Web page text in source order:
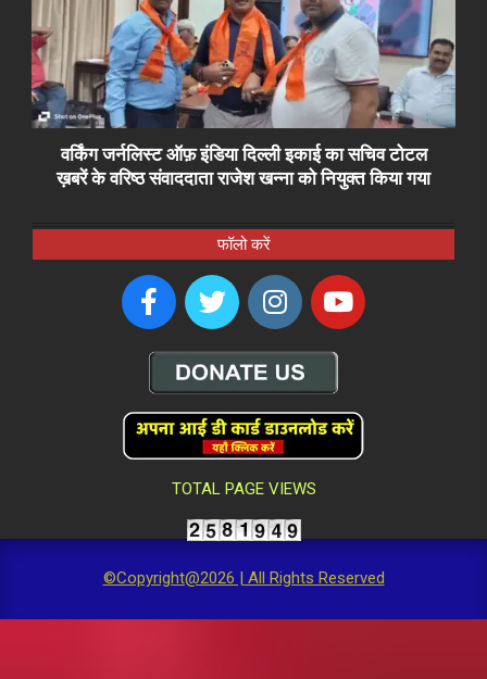
वर्किंग जर्नलिस्ट ऑफ़ इंडिया दिल्ली इकाई का सचिव टोटल
ख़बरें के वरिष्ठ संवाददाता राजेश खन्ना को नियुक्त किया गया
फॉलो करें
TOTAL PAGE VIEWS
©Copyright@2026 | All Rights Reserved